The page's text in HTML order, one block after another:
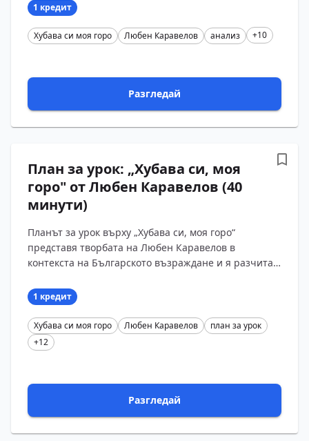
1 кредит
Хубава си моя горо Любен Каравелов анализ +10
Разгледай
План за урок: „Хубава си, моя
горо" от Любен Каравелов (40
минути)
Планът за урок върху „Хубава си, моя горо“
представя творбата на Любен Каравелов в
контекста на Българското възраждане и я разчита
учениците ?...
1 кредит
Хубава си моя горо Любен Каравелов
план за урок
+12
Разгледай